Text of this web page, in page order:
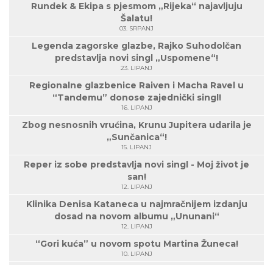
Rundek & Ekipa s pjesmom „Rijeka“ najavljuju
Šalatu!
03. SRPANJ
Legenda zagorske glazbe, Rajko Suhodolčan
predstavlja novi singl „Uspomene“!
23. LIPANJ
Regionalne glazbenice Raiven i Macha Ravel u
“Tandemu” donose zajednički singl!
16. LIPANJ
Zbog nesnosnih vrućina, Krunu Jupitera udarila je
„Sunčanica“!
15. LIPANJ
Reper iz sobe predstavlja novi singl - Moj život je
san!
12. LIPANJ
Klinika Denisa Kataneca u najmračnijem izdanju
dosad na novom albumu „Ununani“
12. LIPANJ
“Gori kuća” u novom spotu Martina Žuneca!
10. LIPANJ